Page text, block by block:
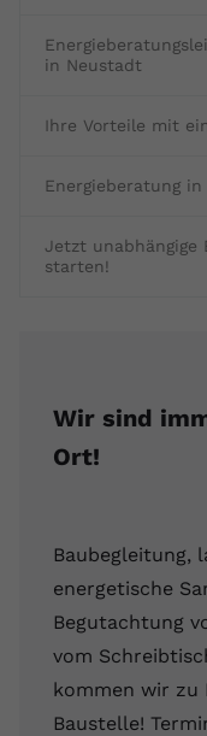
in Neustadt
Ihre Vorteile mit
Energieberatung
Jetzt unabhängige
starten!
Wir sind
Ort!
Baubegleitung,
energetische
Begutachtung
vom
kommen wir zu
Baustelle!